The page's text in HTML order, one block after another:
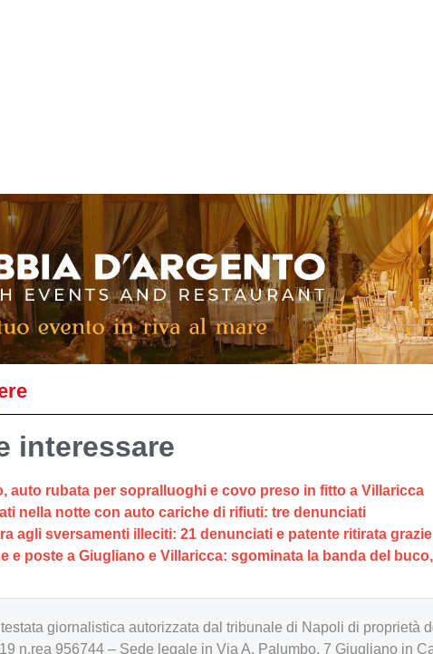
interessare
auto rubata per sopralluoghi e covo preso in fitto a Villaricca
nella notte con auto cariche di rifiuti: tre denunciati
agli sversamenti illeciti: 21 denunciati e patente ritirata
e poste a Giugliano e Villaricca: sgominata la banda del
giornalistica autorizzata dal tribunale di Napoli di
n.rea 956744 – Sede legale in Via A. Palumbo, 7 Giugliano in